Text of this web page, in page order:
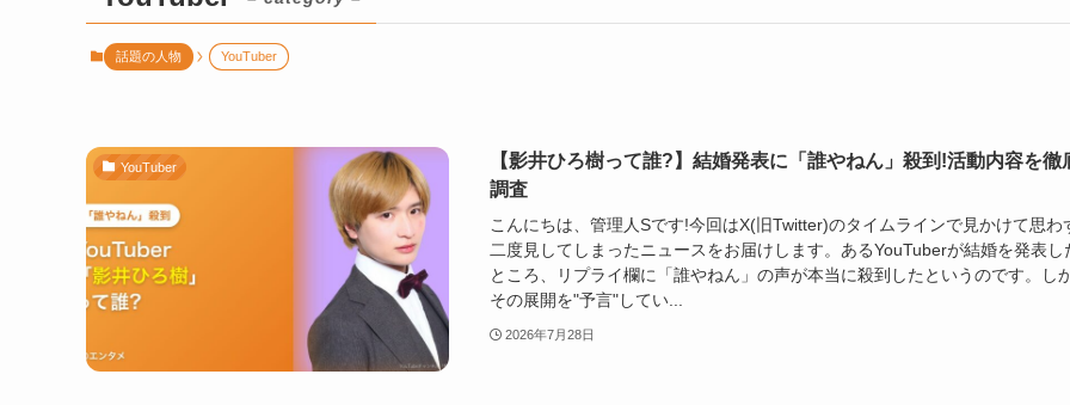
話題の人物 YouTuber
YouTuber
【影井ひろ樹って誰?】結婚発表に「誰やねん」殺到!活動内容を徹
調査
こんにちは、管理人Sです!今回はX(旧Twitter)のタイムラインで見かけて思わ
二度見してしまったニュースをお届けします。あるYouTuberが結婚を発表し
ところ、リプライ欄に「誰やねん」の声が本当に殺到したというのです。し
その展開を"予言"してい...
2026年7月28日